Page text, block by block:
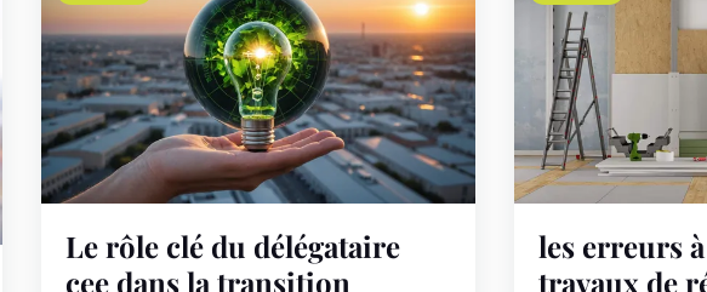
Le rôle clé du délégataire
cee dans la transition
les erreurs
travaux de